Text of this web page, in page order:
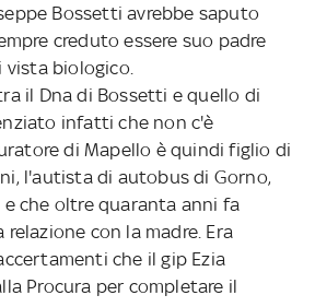
Bossetti avrebbe saputo
creduto essere suo padre
biologico.
il Dna di Bossetti e quello di
infatti che non c'è
di Mapello è quindi figlio di
l'autista di autobus di Gorno,
che oltre quaranta anni fa
con la madre. Era
che il gip Ezia
Procura per completare il